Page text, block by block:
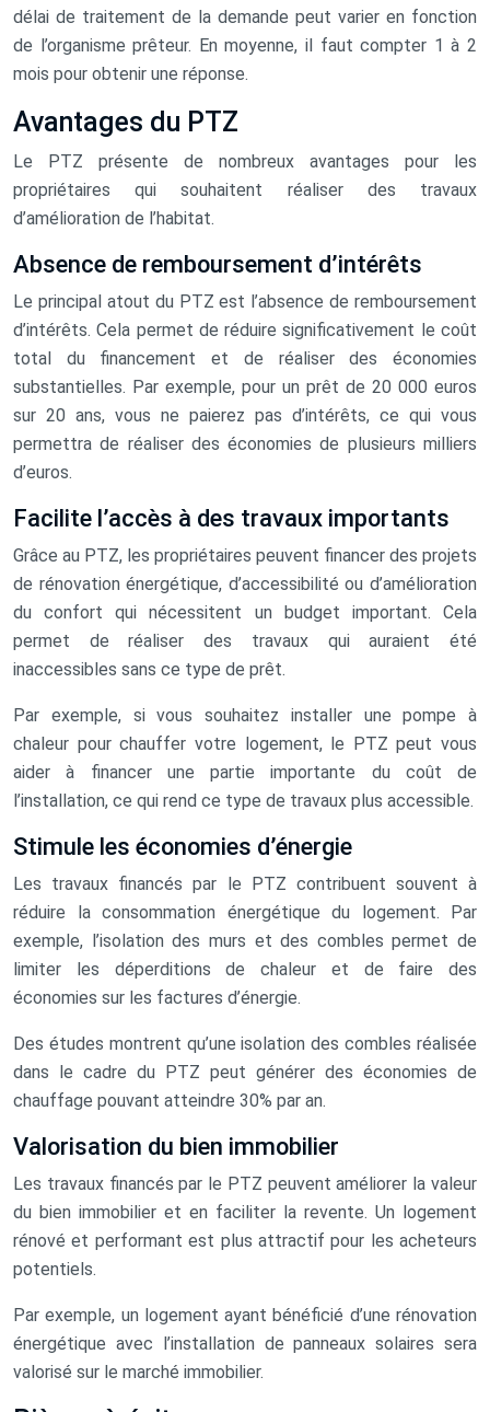
délai de traitement de la demande peut varier en fonction
de l’organisme prêteur. En moyenne, il faut compter 1 à 2
mois pour obtenir une réponse.
Avantages du PTZ
Le PTZ présente de nombreux avantages pour les
propriétaires qui souhaitent réaliser des travaux
d’amélioration de l’habitat.
Absence de remboursement d’intérêts
Le principal atout du PTZ est l’absence de remboursement
d’intérêts. Cela permet de réduire significativement le coût
total du financement et de réaliser des économies
substantielles. Par exemple, pour un prêt de 20 000 euros
sur 20 ans, vous ne paierez pas d’intérêts, ce qui vous
permettra de réaliser des économies de plusieurs milliers
d’euros.
Facilite l’accès à des travaux importants
Grâce au PTZ, les propriétaires peuvent financer des projets
de rénovation énergétique, d’accessibilité ou d’amélioration
du confort qui nécessitent un budget important. Cela
permet de réaliser des travaux qui auraient été
inaccessibles sans ce type de prêt.
Par exemple, si vous souhaitez installer une pompe à
chaleur pour chauffer votre logement, le PTZ peut vous
aider à financer une partie importante du coût de
l’installation, ce qui rend ce type de travaux plus accessible.
Stimule les économies d’énergie
Les travaux financés par le PTZ contribuent souvent à
réduire la consommation énergétique du logement. Par
exemple, l’isolation des murs et des combles permet de
limiter les déperditions de chaleur et de faire des
économies sur les factures d’énergie.
Des études montrent qu’une isolation des combles réalisée
dans le cadre du PTZ peut générer des économies de
chauffage pouvant atteindre 30% par an.
Valorisation du bien immobilier
Les travaux financés par le PTZ peuvent améliorer la valeur
du bien immobilier et en faciliter la revente. Un logement
rénové et performant est plus attractif pour les acheteurs
potentiels.
Par exemple, un logement ayant bénéficié d’une rénovation
énergétique avec l’installation de panneaux solaires sera
valorisé sur le marché immobilier.